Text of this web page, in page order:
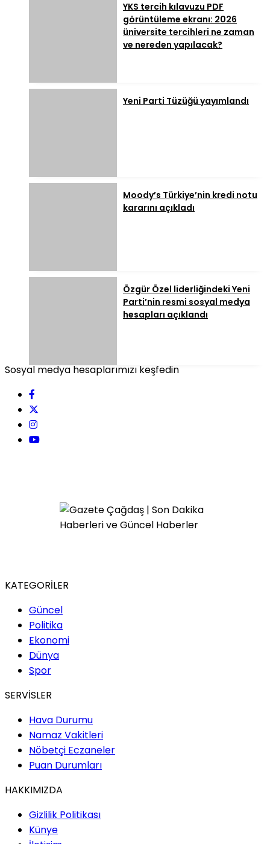
YKS tercih kılavuzu PDF
görüntüleme ekranı: 2026
üniversite tercihleri ne zaman
ve nereden yapılacak?
Yeni Parti Tüzüğü yayımlandı
Moody’s Türkiye’nin kredi notu
kararını açıkladı
Özgür Özel liderliğindeki Yeni
Parti’nin resmi sosyal medya
hesapları açıklandı
Sosyal medya hesaplarımızı keşfedin
KATEGORİLER
Güncel
Politika
Ekonomi
Dünya
Spor
SERVİSLER
Hava Durumu
Namaz Vakitleri
Nöbetçi Eczaneler
Puan Durumları
HAKKIMIZDA
Gizlilik Politikası
Künye